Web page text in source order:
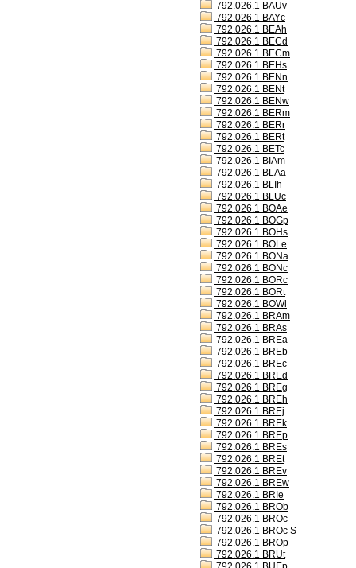
792.026.1 BAUv
792.026.1 BAYc
792.026.1 BEAh
792.026.1 BECd
792.026.1 BECm
792.026.1 BEHs
792.026.1 BENn
792.026.1 BENt
792.026.1 BENw
792.026.1 BERm
792.026.1 BERr
792.026.1 BERt
792.026.1 BETc
792.026.1 BIAm
792.026.1 BLAa
792.026.1 BLIh
792.026.1 BLUc
792.026.1 BOAe
792.026.1 BOGp
792.026.1 BOHs
792.026.1 BOLe
792.026.1 BONa
792.026.1 BONc
792.026.1 BORc
792.026.1 BORt
792.026.1 BOWl
792.026.1 BRAm
792.026.1 BRAs
792.026.1 BREa
792.026.1 BREb
792.026.1 BREc
792.026.1 BREd
792.026.1 BREg
792.026.1 BREh
792.026.1 BREj
792.026.1 BREk
792.026.1 BREp
792.026.1 BREs
792.026.1 BREt
792.026.1 BREv
792.026.1 BREw
792.026.1 BRIe
792.026.1 BROb
792.026.1 BROc
792.026.1 BROc S
792.026.1 BROp
792.026.1 BRUt